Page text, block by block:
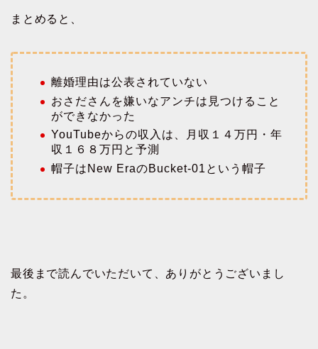
まとめると、
離婚理由は公表されていない
おさださんを嫌いなアンチは見つけること
ができなかった
YouTubeからの収入は、月収１４万円・年
収１６８万円と予測
帽子はNew EraのBucket-01という帽子
最後まで読んでいただいて、ありがとうございまし
た。